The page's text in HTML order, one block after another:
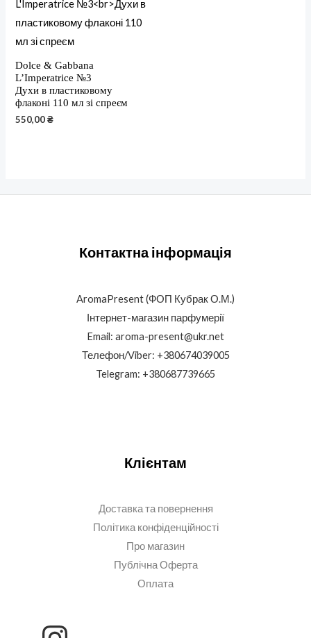
Dolce & Gabbana
L’Imperatrice №3
Духи в пластиковому
флаконі 110 мл зі спреєм
550,00₴
Контактна інформація
AromaPresent (ФОП Кубрак О.М.)
Інтернет-магазин парфумерії
Email: aroma-present@ukr.net
Телефон/Viber: +380674039005
Telegram: +380687739665
Клієнтам
Доставка та повернення
Політика конфіденційності
Про магазин
Публічна Оферта
Оплата